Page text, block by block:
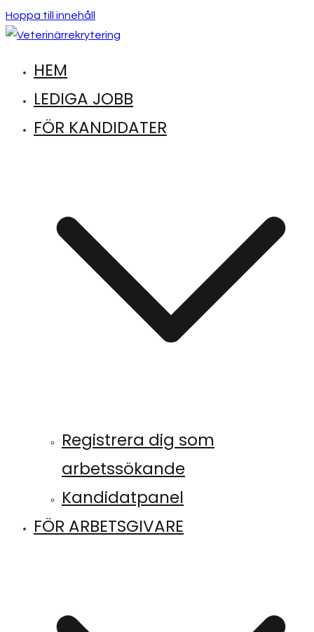
Hoppa till innehåll
Veterinärrekrytering
Hitta lediga jobb inom djursjukvård
HEM
LEDIGA JOBB
FÖR KANDIDATER
Registrera dig som
arbetssökande
Kandidatpanel
FÖR ARBETSGIVARE